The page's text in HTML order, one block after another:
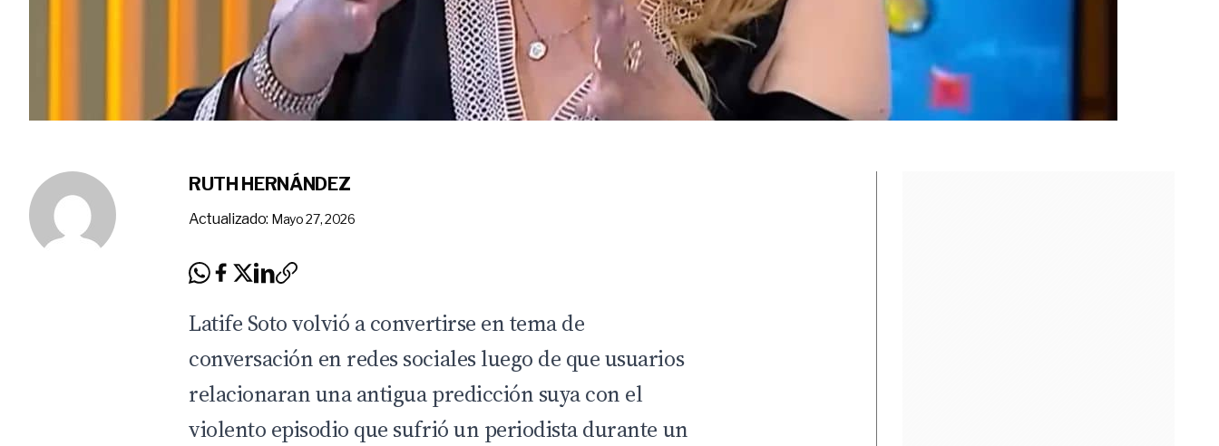
RUTH HERNÁNDEZ
Actualizado: Mayo 27, 2026
Latife Soto volvió a convertirse en tema de
conversación en redes sociales luego de que usuarios
relacionaran una antigua predicción suya con el
violento episodio que sufrió un periodista durante un